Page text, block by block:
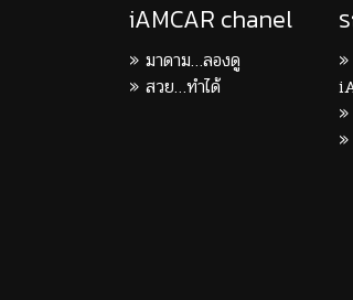
iAMCAR chanel
มาดาม…ลองดู
สวย…ทำได้